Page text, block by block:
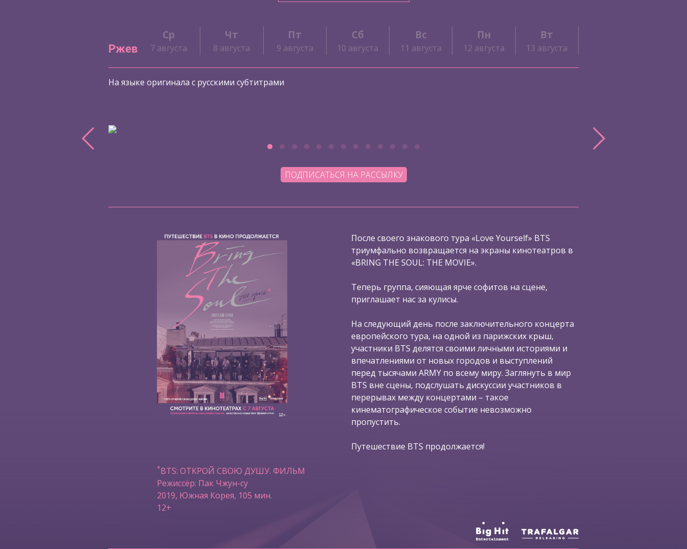
Ржев
Ср
7 августа
Чт
8 августа
Пт
9 августа
Сб
10 августа
Вс
11 августа
Пн
12 августа
Вт
13 августа
На языке оригинала с русскими субтитрами
ПОДПИСАТЬСЯ НА РАССЫЛКУ
После своего знакового тура «Love Yourself» BTS
триумфально возвращается на экраны кинотеатров в
«BRING THE SOUL: THE MOVIE».
Теперь группа, сияющая ярче софитов на сцене,
приглашает нас за кулисы.
На следующий день после заключительного концерта
европейского тура, на одной из парижских крыш,
участники BTS делятся своими личными историями и
впечатлениями от новых городов и выступлений
перед тысячами ARMY по всему миру. Заглянуть в мир
BTS вне сцены, подслушать дискуссии участников в
перерывах между концертами – такое
кинематографическое событие невозможно
пропустить.
Путешествие BTS продолжается!
*BTS: ОТКРОЙ СВОЮ ДУШУ. ФИЛЬМ
Режиссёр: Пак Чжун-су
2019, Южная Корея, 105 мин.
12+